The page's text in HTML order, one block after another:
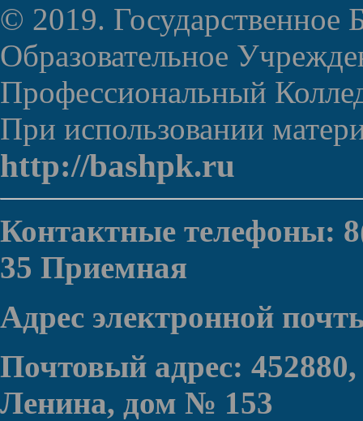
© 2019. Государственное
Образовательное
Профессиональный
При использовании
http://bashpk.ru
Контактные телефоны:
35 Приемная
Адрес электронной
Почтовый адрес:
Ленина, дом № 153